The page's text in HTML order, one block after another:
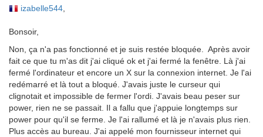
izabelle544
Bonsoir,
Non, ça n'a pas fonctionné et je suis restée bloquée. Après avoir
fait ce que tu m'as dit j'ai cliqué ok et j'ai fermé la fenêtre. Là j'ai
fermé l'ordinateur et encore un X sur la connexion internet. Je l'ai
redémarré et là tout a bloqué. J'avais juste le curseur qui
clignotait et impossible de fermer l'ordi. J'avais beau peser sur
power, rien ne se passait. Il a fallu que j'appuie longtemps sur
power pour qu'il se ferme. Je l'ai rallumé et là je n'avais plus rien.
Plus accès au bureau. J'ai appelé mon fournisseur internet qui